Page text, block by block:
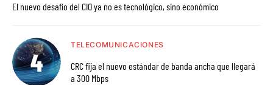
El nuevo desafío del CIO ya no es tecnológico, sino económico
TELECOMUNICACIONES
CRC fija el nuevo estándar de banda ancha que llegará
a 300 Mbps